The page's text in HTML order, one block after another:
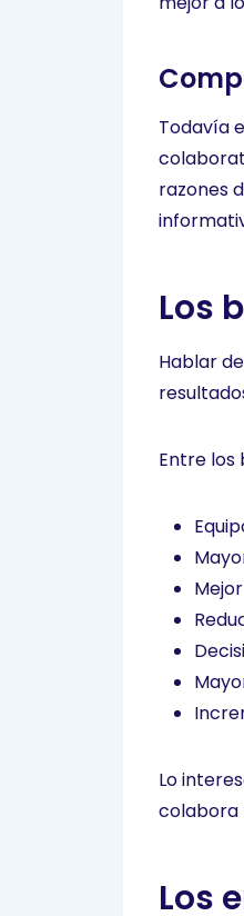
Todavía
razones
Los
Hablar
Entre los
Lo
colabora
Los